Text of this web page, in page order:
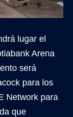
lugar el
Arena
será
para los
Network para
que